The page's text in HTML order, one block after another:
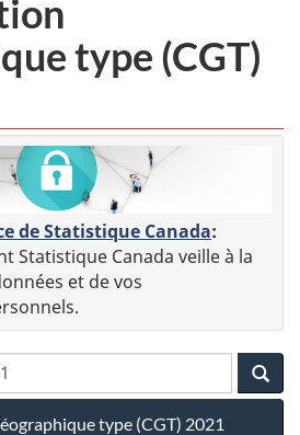
type (CGT)
de Statistique Canada:
Statistique Canada veille à la
et de vos
type (CGT) 2021